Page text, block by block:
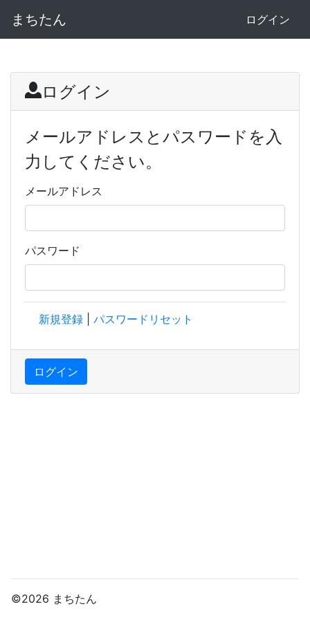
まちたん ログイン
ログイン
メールアドレスとパスワードを入
力してください。
メールアドレス
パスワード
新規登録 パスワードリセット
ログイン
©2026 まちたん